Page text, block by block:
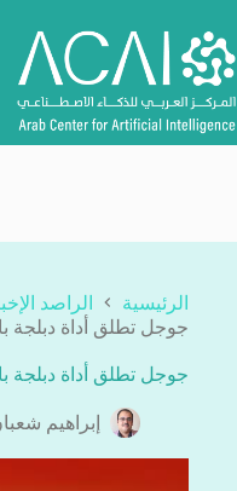
إلى
المحتوى
الرئيسية
الراصد
جوجل تطلق أداة دبلجة
جوجل تطلق أداة دبلجة
إبراهيم